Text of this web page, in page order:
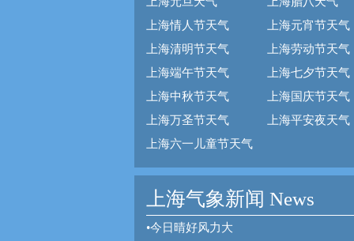
上海情人节天气
上海元宵节天气
上海清明节天气
上海劳动节天气
上海端午节天气
上海七夕节天气
上海中秋节天气
上海国庆节天气
上海万圣节天气
上海平安夜天气
上海六一儿童节天气
上海气象新闻 News
•今日晴好风力大